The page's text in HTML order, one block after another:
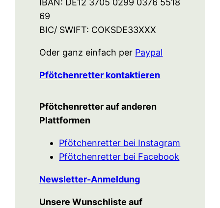
69
BIC/ SWIFT: COKSDE33XXX
Oder ganz einfach per Paypal
Pfötchenretter kontaktieren
Pfötchenretter auf anderen
Plattformen
Pfötchenretter bei Instagram
Pfötchenretter bei Facebook
Newsletter-Anmeldung
Unsere Wunschliste auf